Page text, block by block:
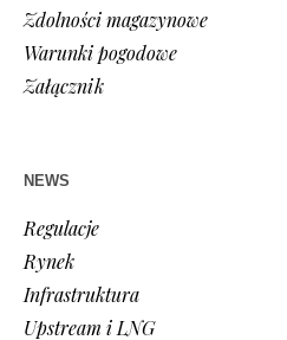
Zdolności magazynowe
Warunki pogodowe
Załącznik
NEWS
Regulacje
Rynek
Infrastruktura
Upstream i LNG